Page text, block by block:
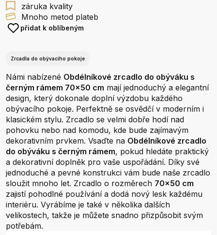
záruka kvality
Mnoho metod plateb
přidat k oblíbeným
Zrcadla do obývacího pokoje
Námi nabízené Obdélníkové zrcadlo do obýváku s
černým rámem 70x50 cm mají jednoduchý a elegantní
design, který dokonale doplní výzdobu každého
obývacího pokoje. Perfektně se osvědčí v moderním i
klasickém stylu. Zrcadlo se velmi dobře hodí nad
pohovku nebo nad komodu, kde bude zajímavým
dekorativním prvkem. Vsaďte na Obdélníkové zrcadlo
do obýváku s černým rámem, pokud hledáte praktický
a dekorativní doplněk pro vaše uspořádání. Díky své
jednoduché a pevné konstrukci vám bude naše zrcadlo
sloužit mnoho let. Zrcadlo o rozměrech 70x50 cm
zajistí pohodlné používání a dodá nový lesk každému
interiéru. Vyrábíme je také v několika dalších
velikostech, takže je můžete snadno přizpůsobit svým
potřebám.